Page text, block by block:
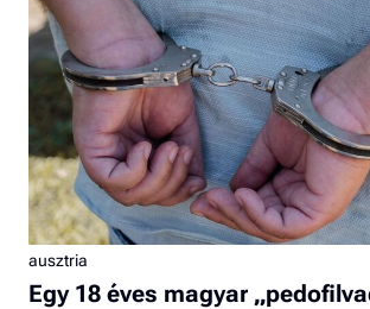
ausztria
Egy 18 éves magyar